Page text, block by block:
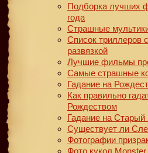
Подборка лучших
года
Страшные
Список триллеров
развязкой
Лучшие фильмы
Самые страшные
Гадание на
Как правильно
Рождеством
Гадание на Старый
Существует ли
Фотографии
Фото кукол